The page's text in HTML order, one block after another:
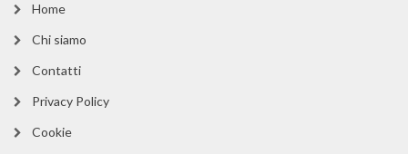
Home
Chi siamo
Contatti
Privacy Policy
Cookie